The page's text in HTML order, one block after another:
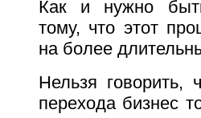
Как и нужно
тому, что этот
на более
Нельзя говорить,
перехода бизнес